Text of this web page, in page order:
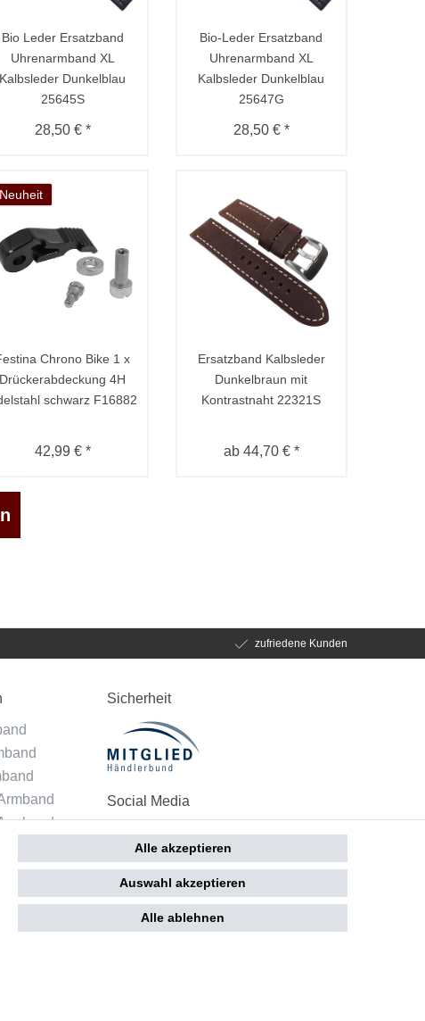
Bio Leder Ersatzband
Uhrenarmband XL
Kalbsleder Dunkelblau
25645S
28,50 € *
Bio-Leder Ersatzband
Uhrenarmband XL
Kalbsleder Dunkelblau
25647G
28,50 € *
Neuheit
Chrono Bike 1 x
Drückerabdeckung 4H
schwarz F16882
42,99 € *
Ersatzband Kalbsleder
Dunkelbraun mit
Kontrastnaht 22321S
ab 44,70 € *
zufriedene Kunden
Sicherheit
Social Media
Alle akzeptieren
Auswahl akzeptieren
Alle ablehnen